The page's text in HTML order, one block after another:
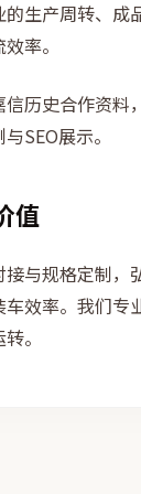
生产周转、成
率。
历史合作资料
SEO展示。
值
与规格定制，
效率。我们
。